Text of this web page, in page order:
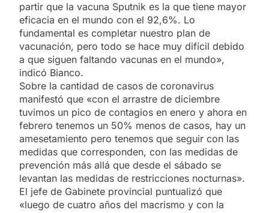
partir que la vacuna Sputnik es la que tiene mayor
eficacia en el mundo con el 92,6%. Lo
fundamental es completar nuestro plan de
vacunación, pero todo se hace muy difícil debido
a que siguen faltando vacunas en el mundo»,
indicó Bianco.
Sobre la cantidad de casos de coronavirus
manifestó que «con el arrastre de diciembre
tuvimos un pico de contagios en enero y ahora en
febrero tenemos un 50% menos de casos, hay un
amesetamiento pero tenemos que seguir con las
medidas que corresponden, con las medidas de
prevención más allá que desde el sábado se
levantan las medidas de restricciones nocturnas».
El jefe de Gabinete provincial puntualizó que
«luego de cuatro años del macrismo y con la